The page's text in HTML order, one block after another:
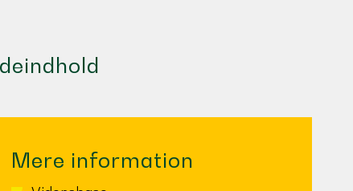
Mere information